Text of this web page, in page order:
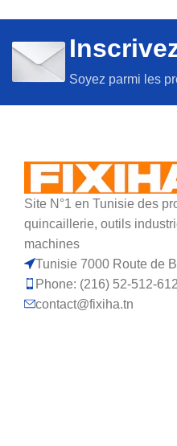
Soyez parmi les
Site N°1 en Tunisie des
quincaillerie, outils
machines
Tunisie 7000 Route de
Phone: (216) 52-512-612
contact@fixiha.tn